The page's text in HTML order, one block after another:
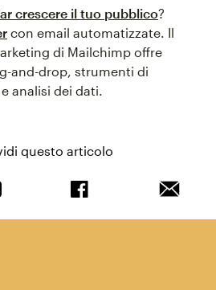
crescere il tuo pubblico?
con email automatizzate. Il
di Mailchimp offre
and-drop, strumenti di
analisi dei dati.
questo articolo